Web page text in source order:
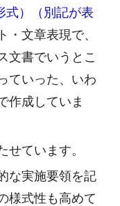
式）（別記が表
・文章表現で、
文書でいうとこ
ていった、いわ
作成していま
ています。
な実施要領を記
様式性も高めて